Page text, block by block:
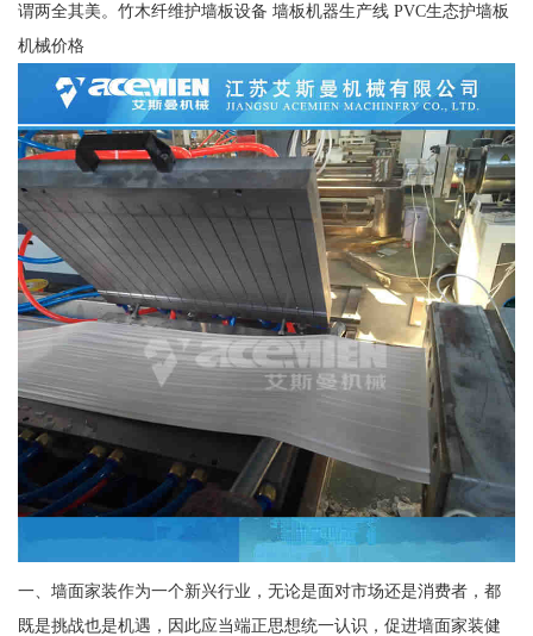
谓两全其美。竹木纤维护墙板设备 墙板机器生产线 PVC生态护墙板
机械价格
一、墙面家装作为一个新兴行业，无论是面对市场还是消费者，都
既是挑战也是机遇，因此应当端正思想统一认识，促进墙面家装健